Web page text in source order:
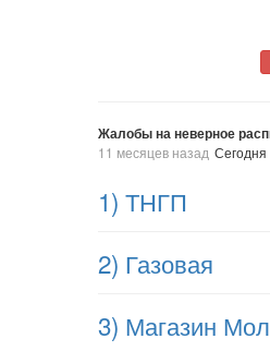
Жалобы на неверное
11 месяцев назад
1) ТНГП
2) Газовая
3) Магазин